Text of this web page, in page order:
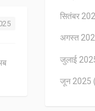
सितंबर
अगस्त
जुलाई
जून 2025